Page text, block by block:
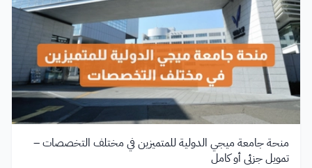
منحة جامعة ميجي الدولية للمتميزين في مختلف التخصصات –
تمويل جزئي أو كامل